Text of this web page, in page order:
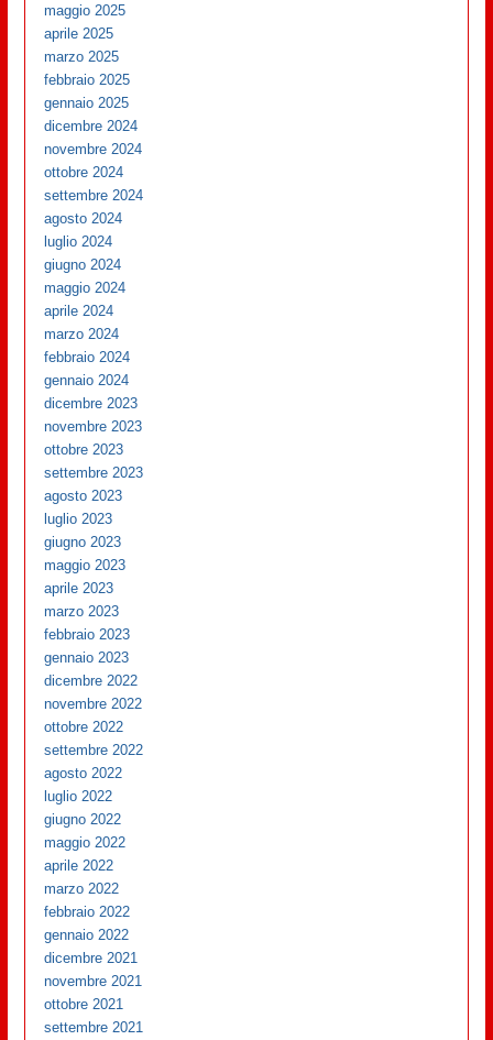
maggio 2025
aprile 2025
marzo 2025
febbraio 2025
gennaio 2025
dicembre 2024
novembre 2024
ottobre 2024
settembre 2024
agosto 2024
luglio 2024
giugno 2024
maggio 2024
aprile 2024
marzo 2024
febbraio 2024
gennaio 2024
dicembre 2023
novembre 2023
ottobre 2023
settembre 2023
agosto 2023
luglio 2023
giugno 2023
maggio 2023
aprile 2023
marzo 2023
febbraio 2023
gennaio 2023
dicembre 2022
novembre 2022
ottobre 2022
settembre 2022
agosto 2022
luglio 2022
giugno 2022
maggio 2022
aprile 2022
marzo 2022
febbraio 2022
gennaio 2022
dicembre 2021
novembre 2021
ottobre 2021
settembre 2021